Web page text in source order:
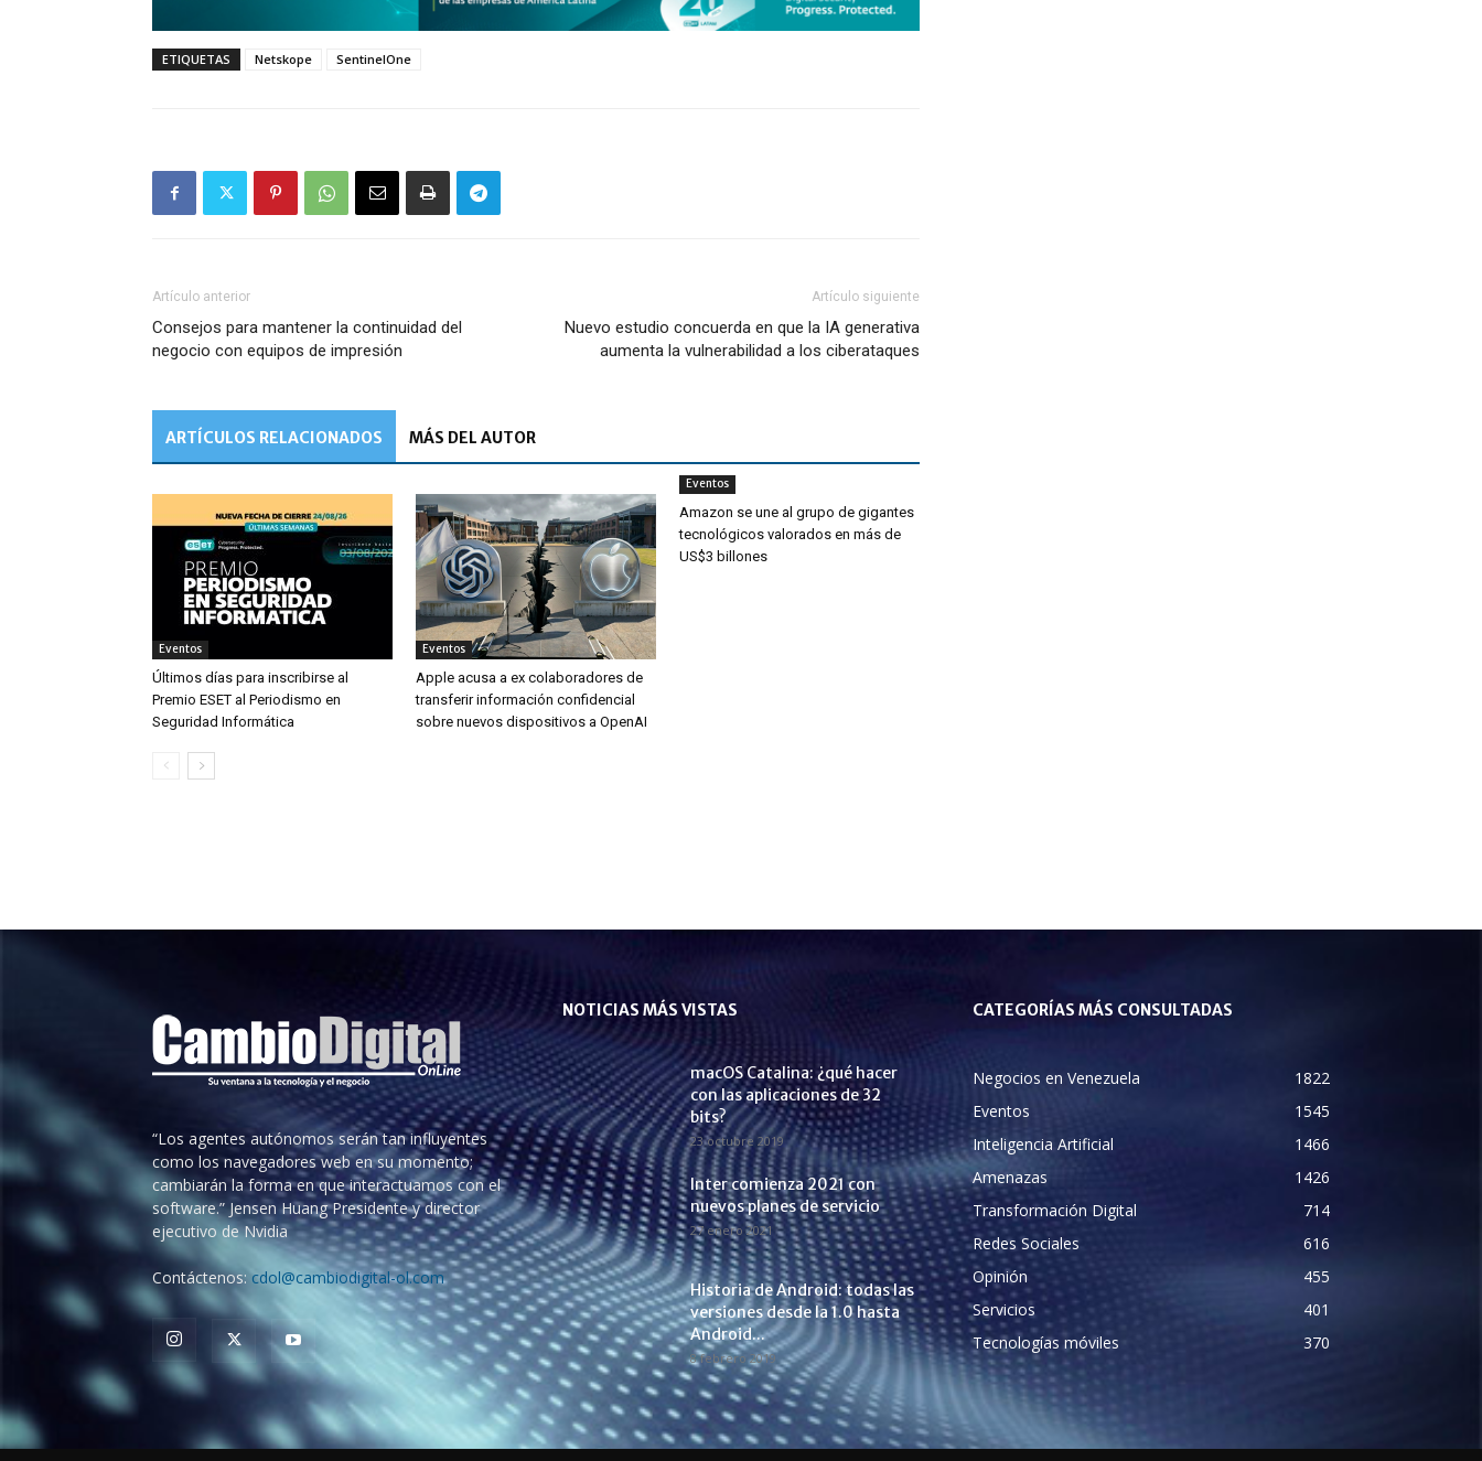
ETIQUETAS Netskope SentinelOne
Artículo anterior
Consejos para mantener la continuidad del
negocio con equipos de impresión
Artículo siguiente
Nuevo estudio concuerda en que la IA generativa
aumenta la vulnerabilidad a los ciberataques
ARTÍCULOS RELACIONADOS MÁS DEL AUTOR
Eventos
Últimos días para inscribirse al
Premio ESET al Periodismo en
Seguridad Informática
Eventos
Apple acusa a ex colaboradores de
transferir información confidencial
sobre nuevos dispositivos a OpenAI
Eventos
Amazon se une al grupo de gigantes
tecnológicos valorados en más de
US$3 billones
“Los agentes autónomos serán tan influyentes
como los navegadores web en su momento;
cambiarán la forma en que interactuamos con el
software.” Jensen Huang Presidente y director
ejecutivo de Nvidia
Contáctenos:cdol@cambiodigital-ol.com
NOTICIAS MÁS VISTAS
macOS Catalina: ¿qué hacer
con las aplicaciones de 32
bits?
23 octubre 2019
Inter comienza 2021 con
nuevos planes de servicio
27 enero 2021
Historia de Android: todas las
versiones desde la 1.0 hasta
Android...
8 febrero 2019
CATEGORÍAS MÁS CONSULTADAS
Negocios en Venezuela
1822
Eventos
1545
Inteligencia Artificial
1466
Amenazas
1426
Transformación Digital
714
Redes Sociales
616
Opinión
455
Servicios
401
Tecnologías móviles
370